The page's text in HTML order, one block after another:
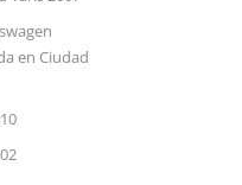
en Ciudad